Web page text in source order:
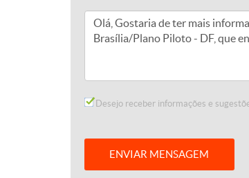
Desejo receber informações e
ENVIAR MENSAGEM